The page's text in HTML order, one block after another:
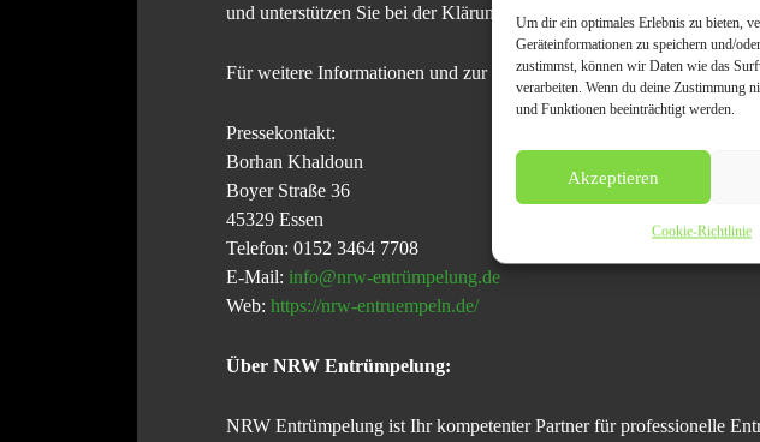
Um dir ein optimales Erlebnis zu bieten,
Geräteinformationen zu speichern und/
zustimmst, können wir Daten wie das
verarbeiten. Wenn du deine Zustimmung
und Funktionen beeinträchtigt werden.
Akzeptieren
Cookie-Richtlinie
und unterstützen Sie bei der Klärung der Finanzierungsmöglichkeiten.
Für weitere Informationen und zur Vereinbarung eines kostenlosen
Pressekontakt:
Borhan Khaldoun
Boyer Straße 36
45329 Essen
Telefon: 0152 3464 7708
E-Mail: info@nrw-entrümpelung.de
Web: https://nrw-entruempeln.de/
Über NRW Entrümpelung:
NRW Entrümpelung ist Ihr kompetenter Partner für professionelle